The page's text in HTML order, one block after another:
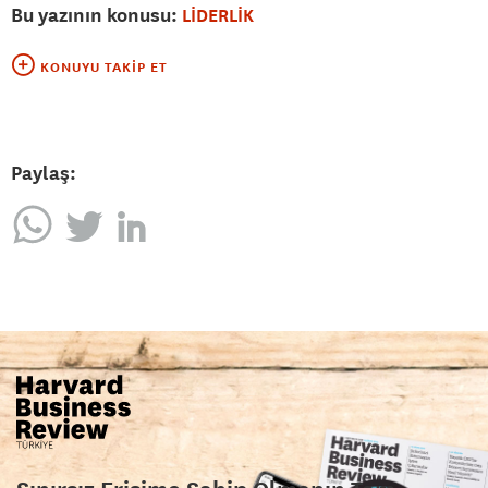
Bu yazının konusu: LİDERLİK
KONUYU TAKIP ET
Paylaş: